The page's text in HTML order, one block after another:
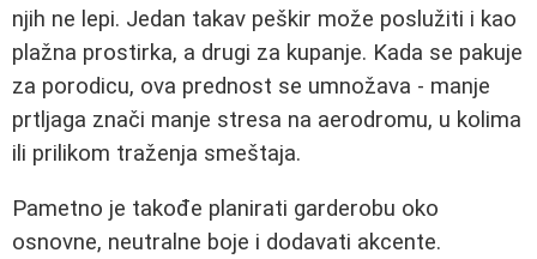
njih ne lepi. Jedan takav peškir može poslužiti i kao
plažna prostirka, a drugi za kupanje. Kada se pakuje
za porodicu, ova prednost se umnožava - manje
prtljaga znači manje stresa na aerodromu, u kolima
ili prilikom traženja smeštaja.
Pametno je takođe planirati garderobu oko
osnovne, neutralne boje i dodavati akcente.